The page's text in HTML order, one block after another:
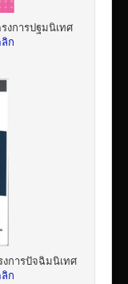
งการปฐมนิเทศ
ก
งการปัจฉิมนิเทศ
ก